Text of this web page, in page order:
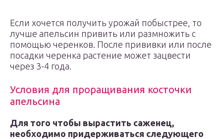
Если хочется получить урожай побыстрее, то
лучше апельсин привить или размножить с
помощью черенков. После прививки или после
посадки черенка растение может зацвести
через 3-4 года.
Условия для проращивания косточки
апельсина
Для того чтобы вырастить саженец,
необходимо придерживаться следующего